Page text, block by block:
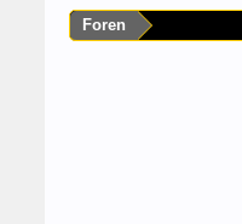
Foren